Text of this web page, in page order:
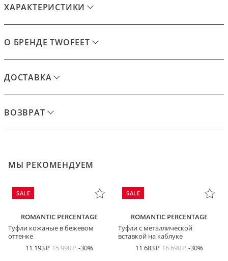
ХАРАКТЕРИСТИКИ
О БРЕНДЕ TWOFEET
ДОСТАВКА
ВОЗВРАТ
МЫ РЕКОМЕНДУЕМ
SALE
ROMANTIC PERCENTAGE
Туфли кожаные в бежевом
оттенке
11 193
15 990 -30%
SALE
ROMANTIC PERCENTAGE
Туфли с металлической
вставкой на каблуке
11 683
16 690 -30%